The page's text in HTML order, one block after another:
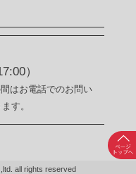
）
はお電話でのお問い
す。
all rights reserved